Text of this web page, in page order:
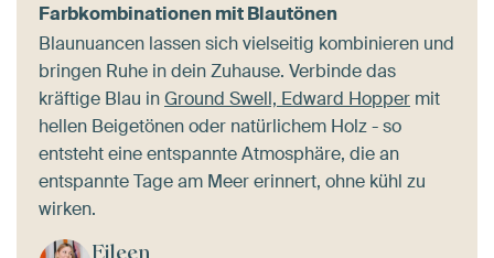
Farbkombinationen mit Blautönen
Blaunuancen lassen sich vielseitig kombinieren und
bringen Ruhe in dein Zuhause. Verbinde das
kräftige Blau inGround Swell, Edward Hopper mit
hellen Beigetönen oder natürlichem Holz - so
entsteht eine entspannte Atmosphäre, die an
entspannte Tage am Meer erinnert, ohne kühl zu
wirken.
Eileen